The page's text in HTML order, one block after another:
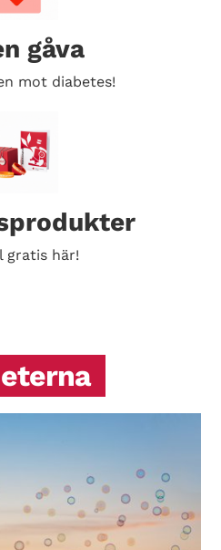
gåva
mot diabetes!
gratis här!